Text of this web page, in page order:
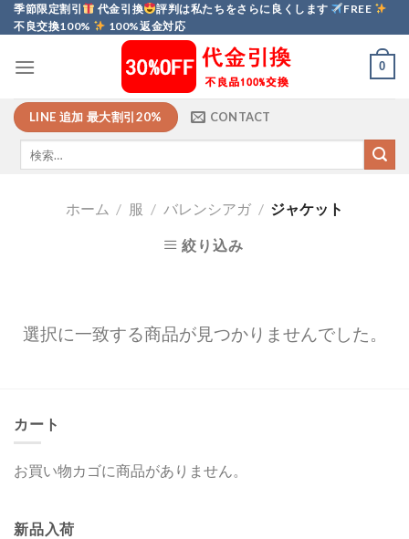
Skip
to
季節限定割引 代金引換 評判は私たちをさらに良くします
FREE
不良交換100%
100%返金対応
0
LINE 追加 最大割引20% CONTACT
ホーム / 服 / バレンシアガ / ジャケット
絞り込み
選択に一致する商品が見つかりませんでした。
カート
お買い物カゴに商品がありません。
新品入荷